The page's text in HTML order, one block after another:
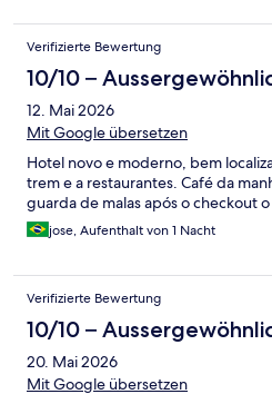
Verifizierte Bewertung
10/10 –
12. Mai 2026
Mit Google übersetzen
Hotel novo e moderno, bem
trem e a restaurantes. Café da
guarda de malas após o checkout
jose, Aufenthalt von 1 Nacht
Verifizierte Bewertung
10/10 –
20. Mai 2026
Mit Google übersetzen